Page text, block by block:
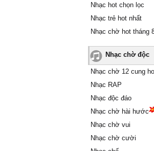
Nhạc hot chọn lọc
Nhạc trẻ hot nhất
Nhạc chờ hot tháng
Nhạc chờ độc
Nhạc chờ 12 cung
Nhạc RAP
Nhạc độc đáo
Nhạc chờ hài hước
Nhạc chờ vui
Nhạc chờ cười